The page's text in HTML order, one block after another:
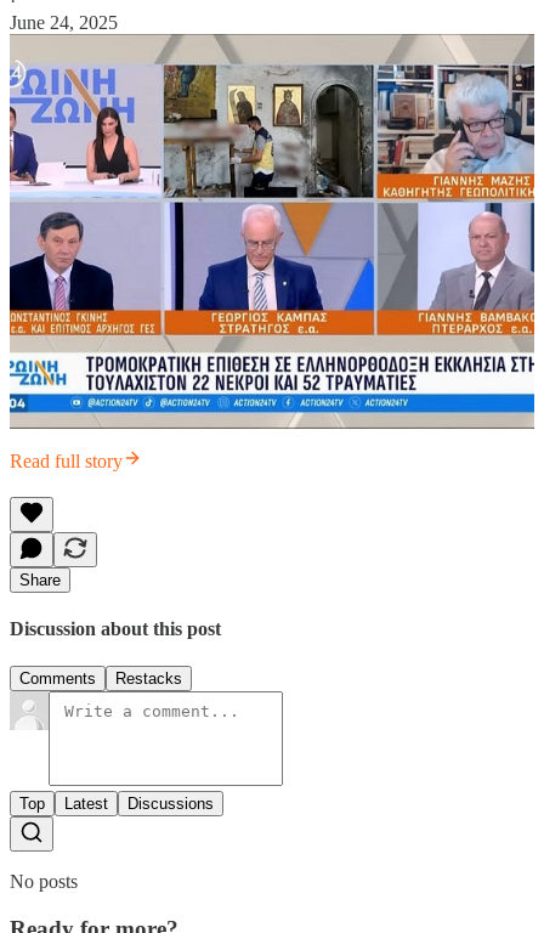
June 24, 2025
Read full story
Share
Discussion about this post
Comments Restacks
Top Latest Discussions
No posts